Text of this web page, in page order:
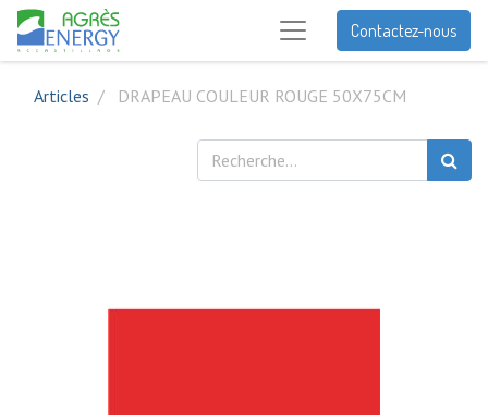
Contactez-nous
Articles DRAPEAU COULEUR ROUGE 50X75CM